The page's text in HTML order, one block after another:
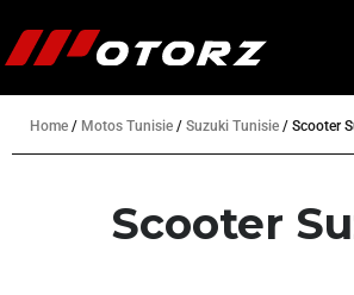
Home / Motos Tunisie / Suzuki Tunisie / Scooter
Scooter